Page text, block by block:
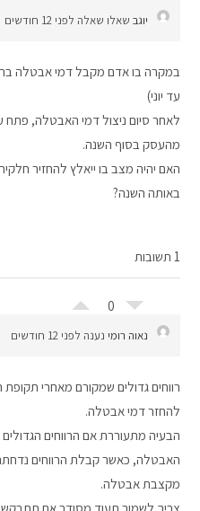
יוגב שאלו שאלה לפני 12 חודשים
במקרה בו אדם מקבל דמי אבטלה
עד יוני)
לאחר סיום ניצול דמי האבטלה, פתח
מהעסק בסוף השנה.
האם יהיה מצב בו ייאלץ להחזיר
באותה השנה?
1 תשובות
0
נאוה רומי נענה לפני 12 חודשים
רווחים גדולים שמקורם מאחרי
להחזר דמי אבטלה.
הבעיה מתעוררת אם הרווחים
האבטלה, כאשר קבלת הרווחים
מקצבת אבטלה.